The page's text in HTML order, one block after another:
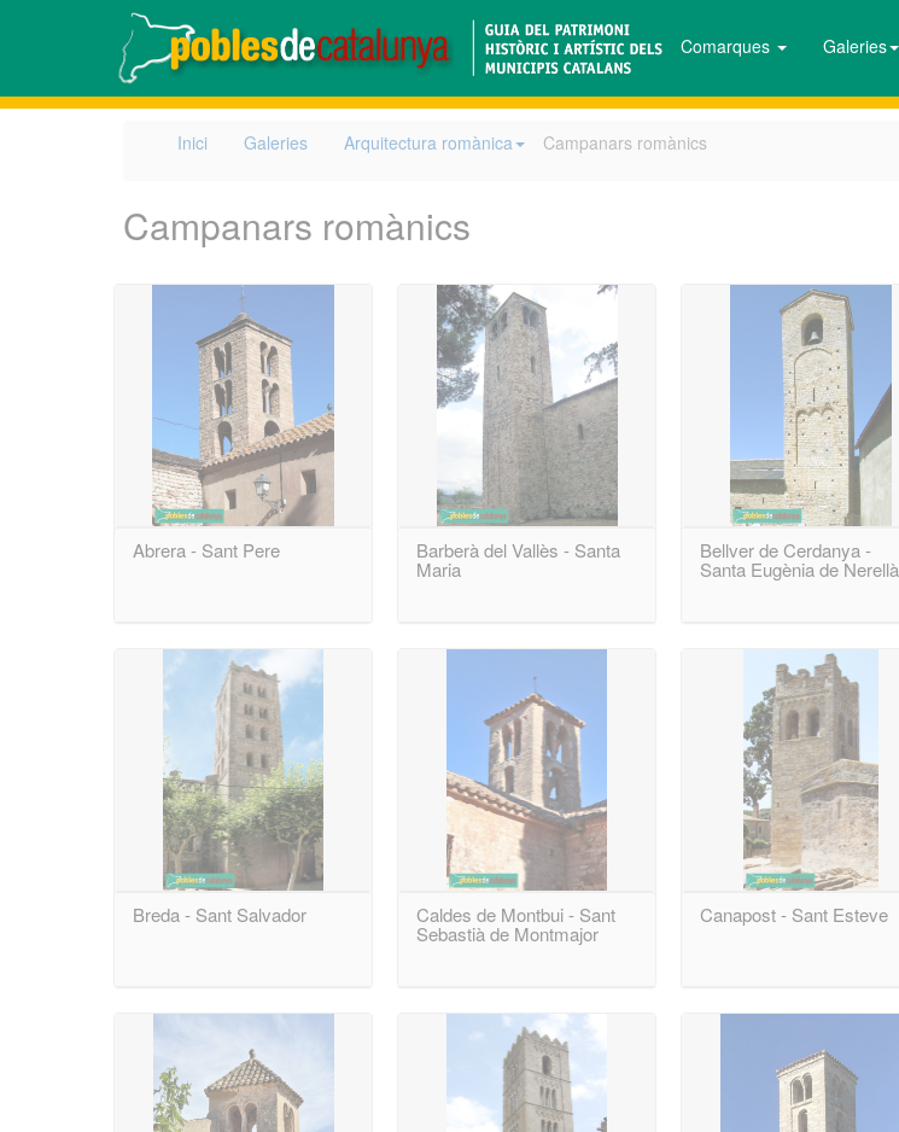
Comarques Galeries
Inici Galeries Arquitectura romànica Campanars romànics
Campanars romànics
Abrera - Sant Pere
Breda - Sant Salvador
Barberà del Vallès - Santa
Maria
Caldes de Montbui - Sant
Sebastià de Montmajor
Bellver de Cerdanya -
Santa Eugènia de Nerellà
Canapost - Sant Esteve